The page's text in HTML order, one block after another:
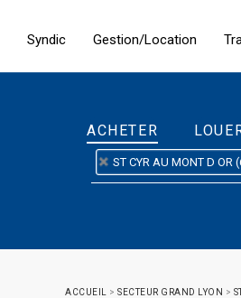
Syndic Gestion/Location
ACHETER
ST CYR AU MONT D OR
ACCUEIL > SECTEUR GRAND LYON >